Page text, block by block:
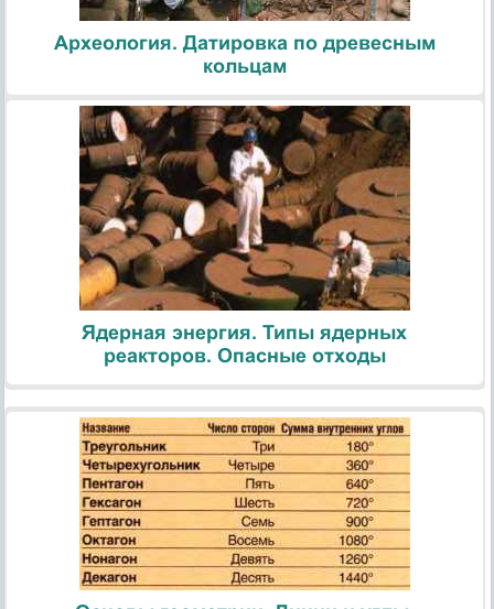
Археология. Датировка по древесным
кольцам
Ядерная энергия. Типы ядерных
реакторов. Опасные отходы